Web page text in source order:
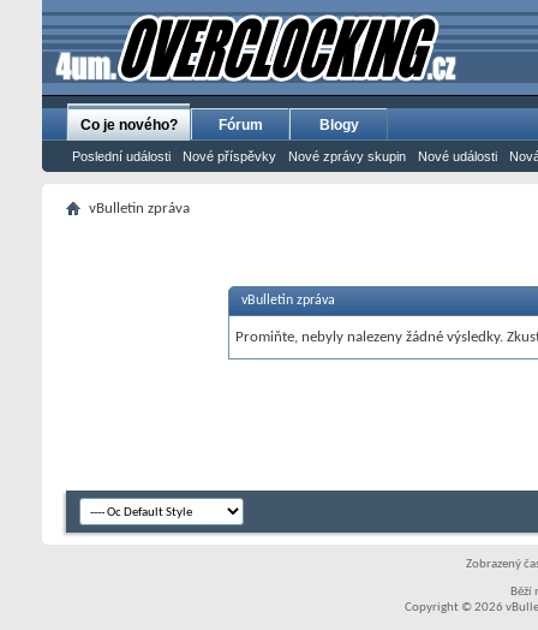
Co je nového?
Poslední události Nové příspěvky Nové zprávy skupin Nové události
Fórum Blogy
vBulletin zpráva
vBulletin zpráva
Promiňte, nebyly nalezeny žádné výsledky.
Zobrazený
Běží
Copyright © 2026